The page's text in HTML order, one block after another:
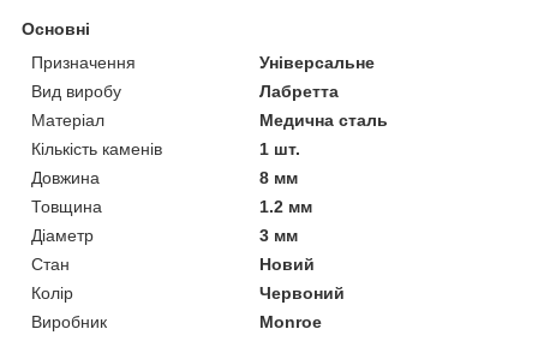
Основні
Призначення
Універсальне
Вид виробу
Лабретта
Матеріал
Медична сталь
Кількість каменів
1 шт.
Довжина
8 мм
Товщина
1.2 мм
Діаметр
3 мм
Стан
Новий
Колір
Червоний
Виробник
Monroe